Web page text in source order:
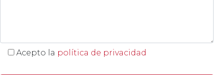
Acepto la política de privacidad